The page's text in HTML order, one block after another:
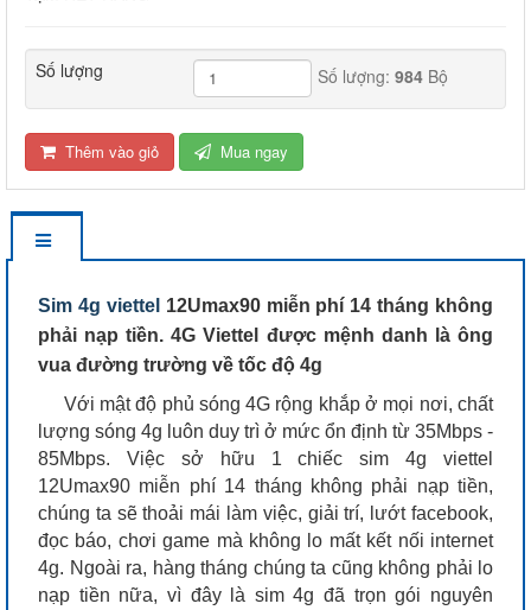
Số lượng Số lượng: 984Bộ
Thêm vào giỏ Mua ngay
Sim 4g viettel 12Umax90 miễn phí 14 tháng không
phải nạp tiền. 4G Viettel được mệnh danh là ông
vua đường trường về tốc độ 4g
Với mật độ phủ sóng 4G rộng khắp ở mọi nơi, chất
lượng sóng 4g luôn duy trì ở mức ổn định từ 35Mbps -
85Mbps. Việc sở hữu 1 chiếc sim 4g viettel
12Umax90 miễn phí 14 tháng không phải nạp tiền,
chúng ta sẽ thoải mái làm việc, giải trí, lướt facebook,
đọc báo, chơi game mà không lo mất kết nối internet
4g. Ngoài ra, hàng tháng chúng ta cũng không phải lo
nạp tiền nữa, vì đây là sim 4g đã trọn gói nguyên